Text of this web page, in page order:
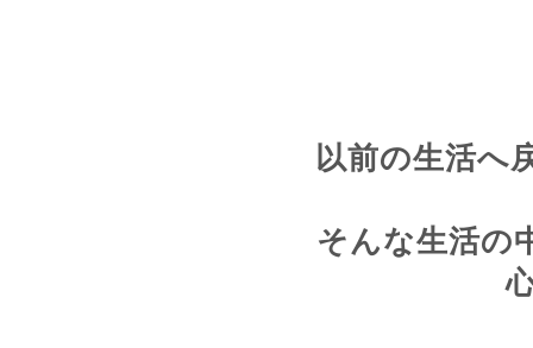
以前の生活へ
そんな生活の